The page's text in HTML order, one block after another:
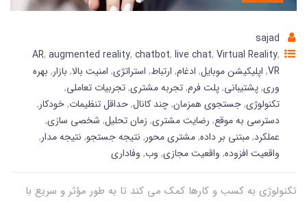
sajad
AR, augmented reality, chatbot, live chat, Virtual Reality,
VR
, اپلیکیشن موبایل, ادغام, ارتباط, استراتژی, امنیت بالا, بازار, بهره
وری,پشتیبانی,پلت فرم,تجربه مشتری,تجربیات تعاملی,
تکنولوژی,جستجوی همزمان,چند کانال,حداقل تنظیمات,خودکار,
دسترسی به موقع, رضایت مشتری, زمان تحلیل, شخصی سازی,
عملکرد,مبتنی بر داده,مشتری محور, نتیجه جستجو, نتیجه مدار,
واقعیت افزوده, واقعیت مجازی, وب, وفاداری
تکنولوژی به کسب و کارها کمک می کند تا به طور مؤثر و سریع با